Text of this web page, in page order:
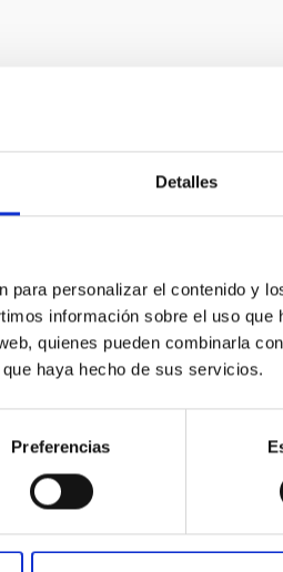
Detalles
para personalizar el contenido y
información sobre el uso
quienes pueden combinarla
haya hecho de sus servicios.
Preferencias
PORTAL